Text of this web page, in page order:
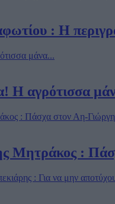
: Η
Η αγρότισσα
Μητράκος :